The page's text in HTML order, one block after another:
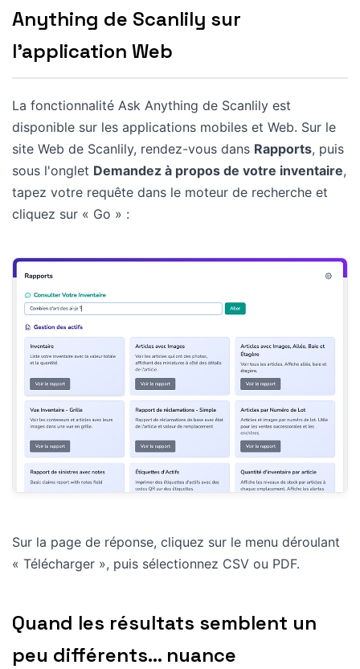
Anything de Scanlily sur
l'application Web
La fonctionnalité Ask Anything de Scanlily est
disponible sur les applications mobiles et Web. Sur le
site Web de Scanlily, rendez-vous dans Rapports, puis
sous l'onglet Demandez à propos de votre inventaire,
tapez votre requête dans le moteur de recherche et
cliquez sur « Go » :
Sur la page de réponse, cliquez sur le menu déroulant
« Télécharger », puis sélectionnez CSV ou PDF.
Quand les résultats semblent un
peu différents… nuance